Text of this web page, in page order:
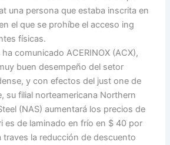
una persona que estaba inscrita en
el que se prohíbe el acceso ing
físicas.
comunicado ACERINOX (ACX),
buen desempeño del setor
y con efectos del just one de
su filial norteamericana Northern
(NAS) aumentará los precios de
es de laminado en frío en $ 40 por
traves la reducción de descuento